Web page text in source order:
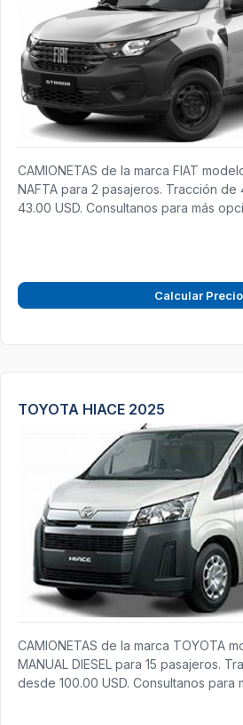
CAMIONETAS de la marca FIAT
NAFTA para 2 pasajeros. Tracción
43.00 USD. Consultanos para más
Calcular Precio
TOYOTA HIACE 2025
CAMIONETAS de la marca TOYOTA
MANUAL DIESEL para 15 pasajeros.
desde 100.00 USD. Consultanos para